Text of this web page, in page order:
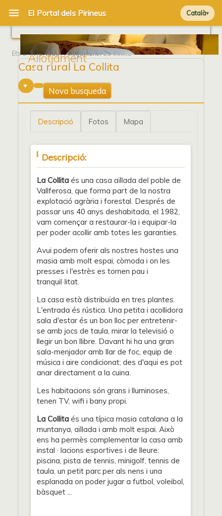
Català
Allotjament
Ets a Portada/Allotjament/ La Collita
Casa rural La Collita
1
Nova busqueda
Descripció Fotos Mapa
Descripció:
La Collita és una casa aïllada del poble de
Vallferosa, que forma part de la nostra
explotació agrària i forestal. Després de
passar uns 40 anys deshabitada, el 1982,
vam començar a restaurar-la i equipar-la
per poder acollir amb totes les garanties.
Avui podem oferir als nostres hostes una
masia amb molt espai, còmoda i on les
presses i l'estrès es tornen pau i
tranquil·litat.
La casa està distribuïda en tres plantes.
L'entrada és rústica. Una petita i acollidora
sala d'estar és un bon lloc per entretenir-
se amb jocs de taula, mirar la televisió o
llegir un bon llibre. Davant hi ha una gran
sala-menjador amb llar de foc, equip de
música i aire condicionat; des d'aqui es pot
anar directament a la cuina.
Les habitacions són grans i lluminoses,
tenen TV, wifi i bany propi.
La Collita és una típica masia catalana a la
muntanya, aïllada i amb molt espai. Això
ens ha permès complementar la casa amb
instal · lacions esportives i de lleure:
piscina, pista de tennis, minigolf, tennis de
taula, un petit parc per als nens i una
esplanada on poder jugar a futbol, voleibol,
bàsquet ...